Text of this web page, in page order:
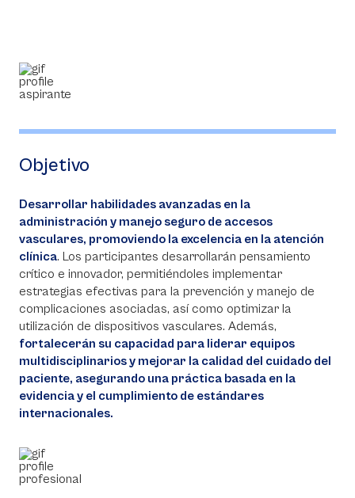
Objetivo
Desarrollar habilidades avanzadas en la
administración y manejo seguro de accesos
vasculares, promoviendo la excelencia en la atención
clínica. Los participantes desarrollarán pensamiento
crítico e innovador, permitiéndoles implementar
estrategias efectivas para la prevención y manejo de
complicaciones asociadas, así como optimizar la
utilización de dispositivos vasculares. Además,
fortalecerán su capacidad para liderar equipos
multidisciplinarios y mejorar la calidad del cuidado del
paciente, asegurando una práctica basada en la
evidencia y el cumplimiento de estándares
internacionales.